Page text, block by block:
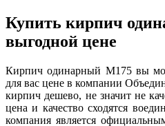
Купить кирпич
выгодной цене
Кирпич одинарный М175 вы
для вас цене в компании
кирпич дешево, не значит не
цена и качество сходятся
компания является